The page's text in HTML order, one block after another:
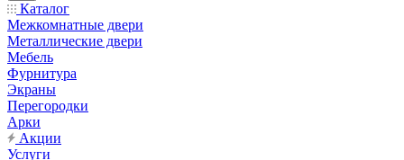
Каталог
Межкомнатные двери
Металлические двери
Мебель
Фурнитура
Экраны
Перегородки
Арки
Акции
Услуги